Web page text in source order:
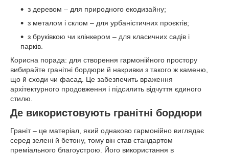
з деревом – для природного екодизайну;
з металом і склом – для урбаністичних проєктів;
з бруківкою чи клінкером – для класичних садів і
парків.
Корисна порада: для створення гармонійного простору
вибирайте гранітні бордюри й накривки з такого ж каменю,
що й сходи чи фасад. Це забезпечить враження
архітектурного продовження і підсилить відчуття єдиного
стилю.
Де використовують гранітні бордюри
Граніт – це матеріал, який однаково гармонійно виглядає
серед зелені й бетону, тому він став стандартом
преміального благоустрою. Його використання в